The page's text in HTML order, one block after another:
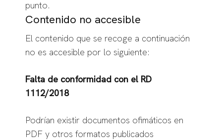
punto.
Contenido no accesible
El contenido que se recoge a continuación
no es accesible por lo siguiente:
Falta de conformidad con el RD
1112/2018
Podrían existir documentos ofimáticos en
PDF y otros formatos publicados